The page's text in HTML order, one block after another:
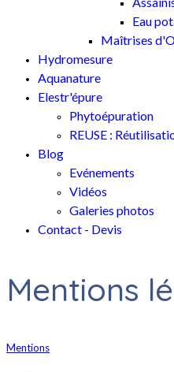
Eau
Maîtrises
Hydromesure
Aquanature
Elestr'épure
Phytoépuration
REUSE :
Blog
Evénements
Vidéos
Galeries photos
Contact - Devis
Mentions
Mentions